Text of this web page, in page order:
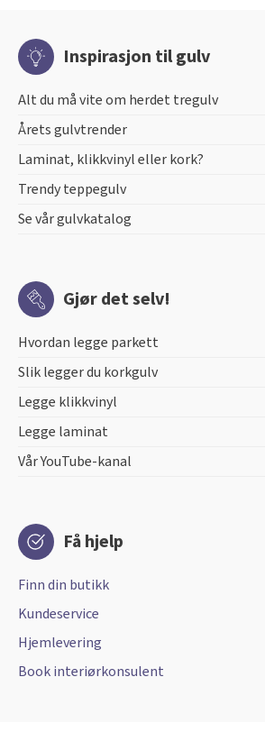
Inspirasjon til gulv
Alt du må vite om herdet tregulv
Årets gulvtrender
Laminat, klikkvinyl eller kork?
Trendy teppegulv
Se vår gulvkatalog
Gjør det selv!
Hvordan legge parkett
Slik legger du korkgulv
Legge klikkvinyl
Legge laminat
Vår YouTube-kanal
Få hjelp
Finn din butikk
Kundeservice
Hjemlevering
Book interiørkonsulent